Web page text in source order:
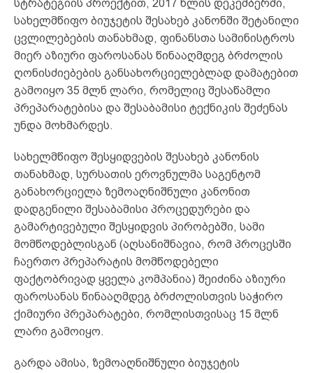
სტრატეგიის პროექტით, 2017 წლის დეკემბერში,
სახელმწიფო ბიუჯეტის შესახებ კანონში შეტანილი
ცვლილებების თანახმად, ფინანსთა სამინისტროს
მიერ აზიური ფაროსანას წინააღმდეგ ბრძოლის
ღონისძიებების განსახორციელებლად დამატებით
გამოიყო 35 მლნ ლარი, რომელიც შესაწამლი
პრეპარატებისა და შესაბამისი ტექნიკის შეძენას
უნდა მოხმარდეს.
სახელმწიფო შესყიდვების შესახებ კანონის
თანახმად, სურსათის ეროვნულმა საგენტომ
განახორციელა ზემოაღნიშნული კანონით
დადგენილი შესაბამისი პროცედურები და
გამარტივებული შესყიდვის პირობებში, სამი
მომწოდებლისგან (აღსანიშნავია, რომ პროცესში
ჩაერთო პრეპარატის მომწოდებელი
ფაქტობრივად ყველა კომპანია) შეიძინა აზიური
ფაროსანას წინააღმდეგ ბრძოლისთვის საჭირო
ქიმიური პრეპარატები, რომლისთვისაც 15 მლნ
ლარი გამოიყო.
გარდა ამისა, ზემოაღნიშნული ბიუჯეტის